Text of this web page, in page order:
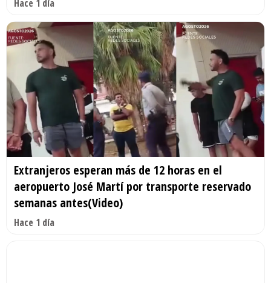
Hace 1 día
Extranjeros esperan más de 12 horas en el
aeropuerto José Martí por transporte reservado
semanas antes(Video)
Hace 1 día